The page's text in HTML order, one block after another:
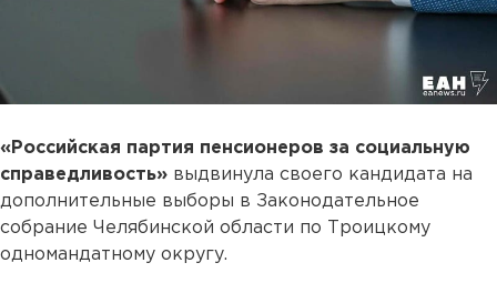
«Российская партия пенсионеров за социальную
справедливость» выдвинула своего кандидата на
дополнительные выборы в Законодательное
собрание Челябинской области по Троицкому
одномандатному округу.